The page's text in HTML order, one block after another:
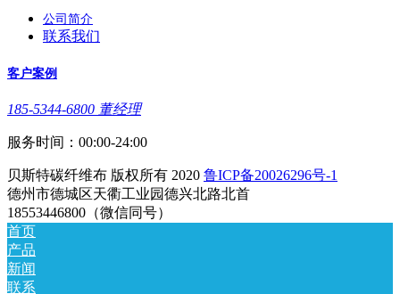
公司简介
联系我们
客户案例
185-5344-6800 董经理
服务时间：00:00-24:00
贝斯特碳纤维布 版权所有 2020 鲁ICP备20026296号-1
德州市德城区天衢工业园德兴北路北首
18553446800（微信同号）
首页
产品
新闻
联系